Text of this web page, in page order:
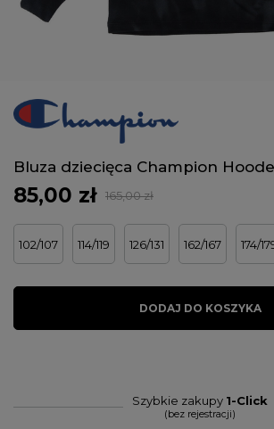
Bluza dziecięca Champion
85,00 zł 165,00 zł
102/107 114/119 126/131 162/167 174/
DODAJ DO KOSZYKA
Szybkie zakupy 1-Click
(bez rejestracji)